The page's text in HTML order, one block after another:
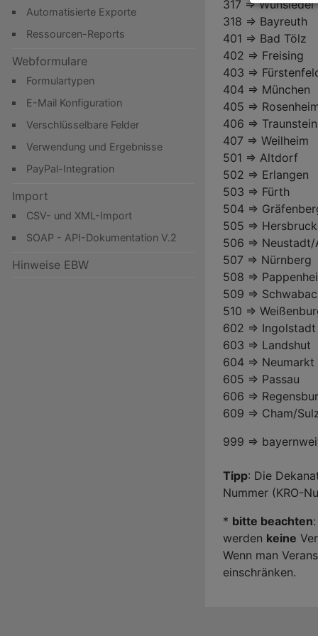
Automatisierte Exporte
Ressourcen-Reports
Webformulare
Formulartypen
E-Mail Konfiguration
Verschlüsselbare Felder
Verwendung und Ergebnisse
PayPal-Integration
Import
CSV- und XML-Import
SOAP - API-Dokumentation V.2
Hinweise EBW
317 => Wunsiedel
318 => Bayreuth
401 => Bad Tölz
402 => Freising
403 =>
404 => München
405 =>
406 => Traunstein
407 => Weilheim
501 => Altdorf
502 => Erlangen
503 => Fürth
504 =>
505 => Hersbruck
506 => Neustadt/
507 => Nürnberg
508 =>
509 =>
510 =>
602 => Ingolstadt
603 => Landshut
604 => Neumarkt
605 => Passau
606 =>
609 => Cham/
999 =>
Tipp: Die
Nummer (KRO-
* bitte beachten
werden keine
Wenn man
einschränken.